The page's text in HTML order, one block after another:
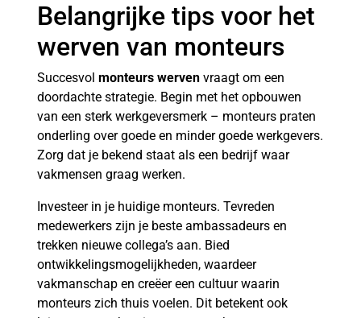
Belangrijke tips voor het
werven van monteurs
Succesvol monteurs werven vraagt om een
doordachte strategie. Begin met het opbouwen
van een sterk werkgeversmerk – monteurs praten
onderling over goede en minder goede werkgevers.
Zorg dat je bekend staat als een bedrijf waar
vakmensen graag werken.
Investeer in je huidige monteurs. Tevreden
medewerkers zijn je beste ambassadeurs en
trekken nieuwe collega’s aan. Bied
ontwikkelingsmogelijkheden, waardeer
vakmanschap en creëer een cultuur waarin
monteurs zich thuis voelen. Dit betekent ook